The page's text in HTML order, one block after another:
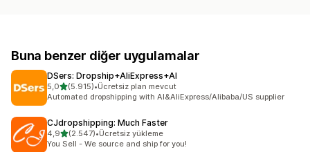
Buna benzer diğer uygulamalar
DSers: Dropship+AliExpress+AI
5,05 yıldız üzerinden
(5.915)
toplam 5915 değerlendirme
•Ücretsiz plan mevcut
Automated dropshipping with AI&AliExpress/Alibaba/US supplier
CJdropshipping: Much Faster
4,95 yıldız üzerinden
(2.547)
toplam 2547 değerlendirme
•Ücretsiz yükleme
You Sell - We source and ship for you!